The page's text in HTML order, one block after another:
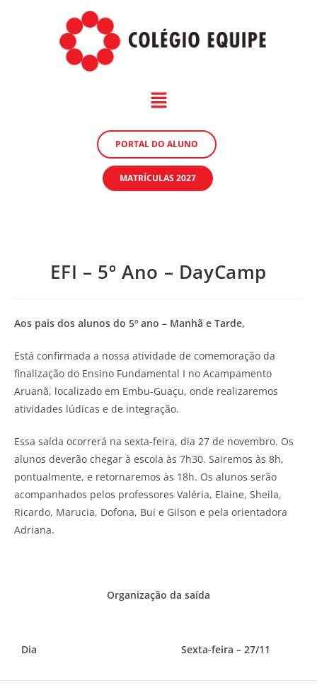
PORTAL DO ALUNO
MATRÍCULAS 2027
EFI – 5º Ano – DayCamp
Aos pais dos alunos do 5º ano – Manhã e Tarde,
Está confirmada a nossa atividade de comemoração da
finalização do Ensino Fundamental I no Acampamento
Aruanã, localizado em Embu-Guaçu, onde realizaremos
atividades lúdicas e de integração.
Essa saída ocorrerá na sexta-feira, dia 27 de novembro. Os
alunos deverão chegar à escola às 7h30. Sairemos às 8h,
pontualmente, e retornaremos às 18h. Os alunos serão
acompanhados pelos professores Valéria, Elaine, Sheila,
Ricardo, Marucia, Dofona, Bui e Gilson e pela orientadora
Adriana.
Organização da saída
Dia Sexta-feira – 27/11